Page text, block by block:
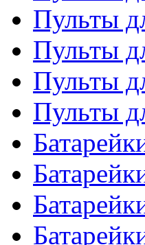
Пульты
Пульты
Пульты
Пульты